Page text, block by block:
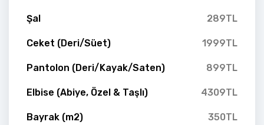
Şal 289TL
Ceket (Deri/Süet) 1999TL
Pantolon (Deri/Kayak/Saten) 899TL
Elbise (Abiye, Özel & Taşlı) 4309TL
Bayrak (m2) 350TL